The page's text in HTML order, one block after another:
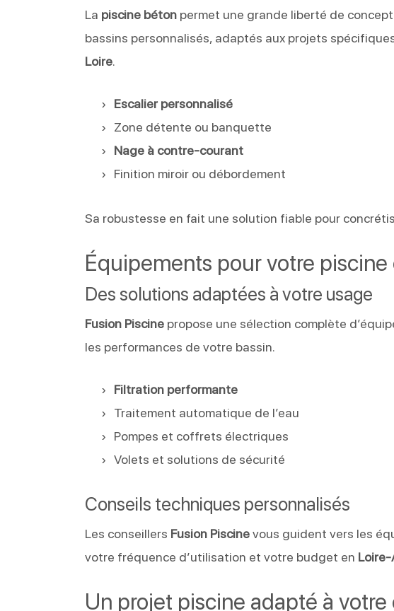
La piscine béton permet une grande liberté de
bassins personnalisés, adaptés aux projets
Loire.
Escalier personnalisé
Zone détente ou banquette
Nage à contre-courant
Finition miroir ou débordement
Sa robustesse en fait une solution fiable pour
Équipements pour votre
Des solutions adaptées à votre usage
Fusion Piscine propose une sélection complète
les performances de votre bassin.
Filtration performante
Traitement automatique de l’eau
Pompes et coffrets électriques
Volets et solutions de sécurité
Conseils techniques personnalisés
Les conseillers Fusion Piscinevous guident vers les
votre fréquence d’utilisation et votre budget en
Un projet piscine adapté à